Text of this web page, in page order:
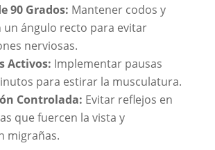
90 Grados: Mantener codos y
un ángulo recto para evitar
nerviosas.
Activos: Implementar pausas
para estirar la musculatura.
Controlada: Evitar reflejos en
que fuercen la vista y
migrañas.